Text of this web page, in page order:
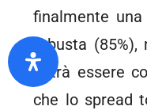
finalmente
robusta
potrà essere
che lo spread